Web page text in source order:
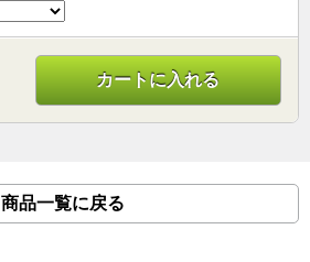
カートに入れる
商品一覧に戻る